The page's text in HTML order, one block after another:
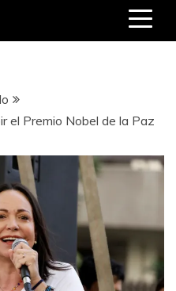
el Premio Nobel de la Paz